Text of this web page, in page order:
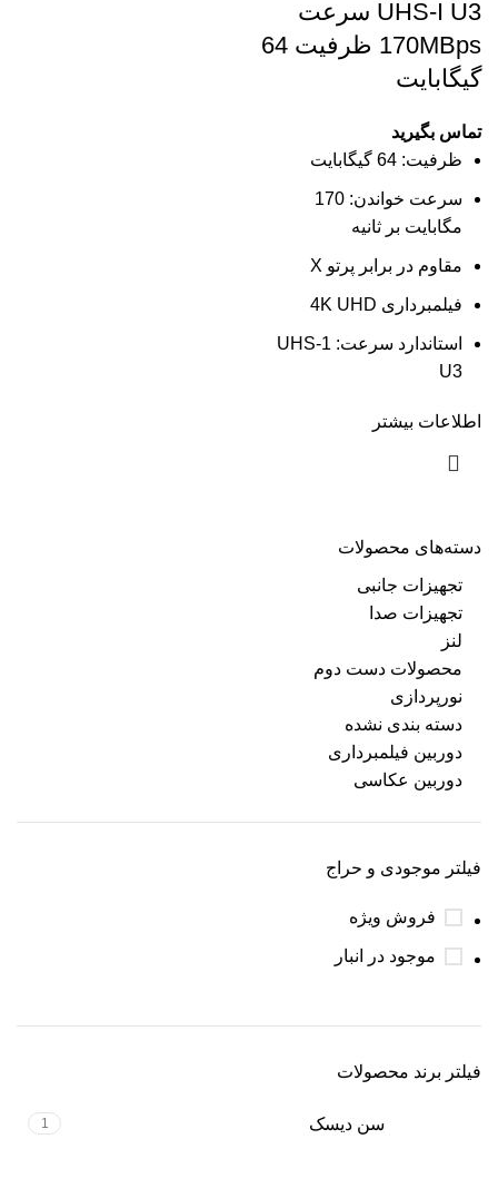
دسته‌های محصولات
تجهیزات جانبی
تجهیزات صدا
لنز
محصولات دست دوم
نورپردازی
دسته بندی نشده
دوربین فیلمبرداری
دوربین عکاسی
فیلتر موجودی و حراج
فروش ویژه
موجود در انبار
فیلتر برند محصولات
سن دیسک 1
UHS-I U3 سرعت
170MBps ظرفیت 64
گیگابایت
تماس بگیرید
ظرفیت: 64 گیگابایت
سرعت خواندن: 170
مگابایت بر ثانیه
مقاوم در برابر پرتو X
فیلمبرداری 4K UHD
استاندارد سرعت: UHS-1
U3
اطلاعات بیشتر